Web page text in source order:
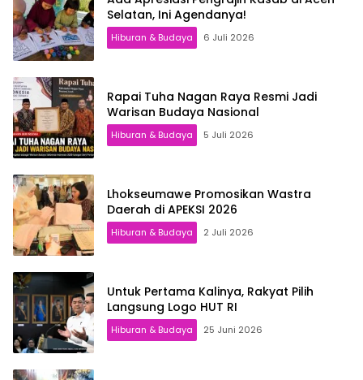
Selatan, Ini Agendanya!
Hiburan & Budaya 6 Juli 2026
Rapai Tuha Nagan Raya Resmi Jadi
Warisan Budaya Nasional
Hiburan & Budaya 5 Juli 2026
Lhokseumawe Promosikan Wastra
Daerah di APEKSI 2026
Hiburan & Budaya 2 Juli 2026
Untuk Pertama Kalinya, Rakyat Pilih
Langsung Logo HUT RI
Hiburan & Budaya 25 Juni 2026